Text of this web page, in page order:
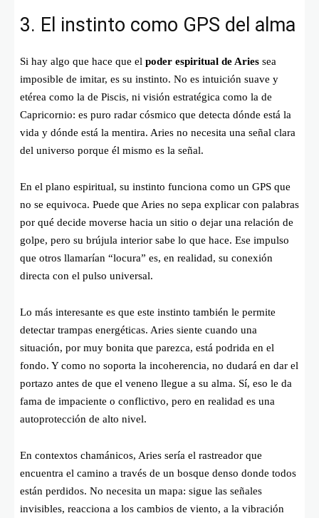
3. El instinto como GPS del alma
Si hay algo que hace que el poder espiritual de Aries sea
imposible de imitar, es su instinto. No es intuición suave y
etérea como la de Piscis, ni visión estratégica como la de
Capricornio: es puro radar cósmico que detecta dónde está la
vida y dónde está la mentira. Aries no necesita una señal clara
del universo porque él mismo es la señal.
En el plano espiritual, su instinto funciona como un GPS que
no se equivoca. Puede que Aries no sepa explicar con palabras
por qué decide moverse hacia un sitio o dejar una relación de
golpe, pero su brújula interior sabe lo que hace. Ese impulso
que otros llamarían “locura” es, en realidad, su conexión
directa con el pulso universal.
Lo más interesante es que este instinto también le permite
detectar trampas energéticas. Aries siente cuando una
situación, por muy bonita que parezca, está podrida en el
fondo. Y como no soporta la incoherencia, no dudará en dar el
portazo antes de que el veneno llegue a su alma. Sí, eso le da
fama de impaciente o conflictivo, pero en realidad es una
autoprotección de alto nivel.
En contextos chamánicos, Aries sería el rastreador que
encuentra el camino a través de un bosque denso donde todos
están perdidos. No necesita un mapa: sigue las señales
invisibles, reacciona a los cambios de viento, a la vibración